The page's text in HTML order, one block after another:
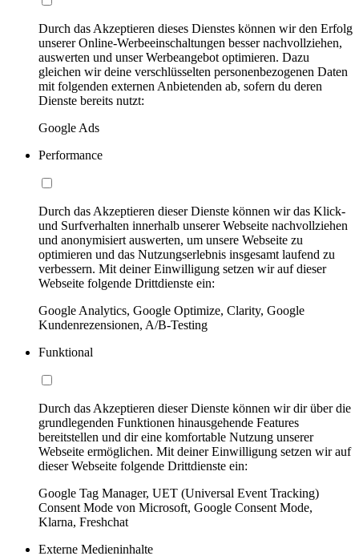
Durch das Akzeptieren dieses Dienstes können wir den Erfolg
unserer Online-Werbeeinschaltungen besser nachvollziehen,
auswerten und unser Werbeangebot optimieren. Dazu
gleichen wir deine verschlüsselten personenbezogenen Daten
mit folgenden externen Anbietenden ab, sofern du deren
Dienste bereits nutzt:
Google Ads
Performance
Durch das Akzeptieren dieser Dienste können wir das Klick-
und Surfverhalten innerhalb unserer Webseite nachvollziehen
und anonymisiert auswerten, um unsere Webseite zu
optimieren und das Nutzungserlebnis insgesamt laufend zu
verbessern. Mit deiner Einwilligung setzen wir auf dieser
Webseite folgende Drittdienste ein:
Google Analytics, Google Optimize, Clarity, Google
Kundenrezensionen, A/B-Testing
Funktional
Durch das Akzeptieren dieser Dienste können wir dir über die
grundlegenden Funktionen hinausgehende Features
bereitstellen und dir eine komfortable Nutzung unserer
Webseite ermöglichen. Mit deiner Einwilligung setzen wir auf
dieser Webseite folgende Drittdienste ein:
Google Tag Manager, UET (Universal Event Tracking)
Consent Mode von Microsoft, Google Consent Mode,
Klarna, Freshchat
Externe Medieninhalte